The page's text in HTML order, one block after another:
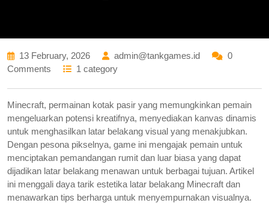
13 February, 2026 admin@tankgames.id
0
Comments
1 category
Minecraft, permainan kotak pasir yang memungkinkan pemain
mengeluarkan potensi kreatifnya, menyediakan kanvas dinamis
untuk menghasilkan latar belakang visual yang menakjubkan.
Dengan pesona pikselnya, game ini mengajak pemain untuk
menciptakan pemandangan rumit dan luar biasa yang dapat
dijadikan latar belakang menawan untuk berbagai tujuan. Artikel
ini menggali daya tarik estetika latar belakang Minecraft dan
menawarkan tips berharga untuk menyempurnakan visualnya.